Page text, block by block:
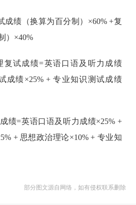
成绩（换算为百分制）×60% +复
）×40%
复试成绩=英语口语及听力成绩
成绩×25% + 专业知识测试成绩
绩=英语口语及听力成绩×25% +
+ 思想政治理论×10% + 专业知
部分图文源自网络，如有侵权联系删除